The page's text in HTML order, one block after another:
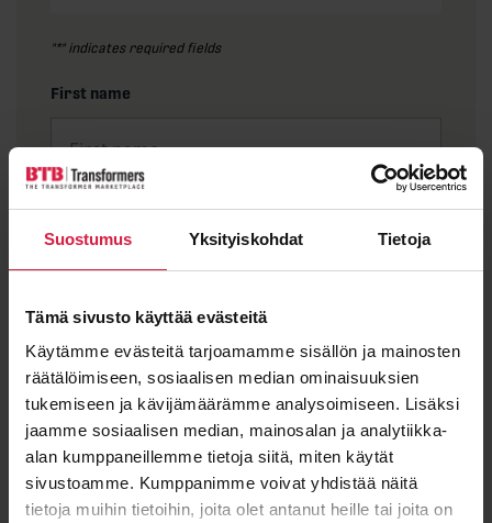
Suostumus Yksityiskohdat Tietoja
Tämä sivusto käyttää evästeitä
Käytämme evästeitä tarjoamamme sisällön ja mainosten
räätälöimiseen, sosiaalisen median ominaisuuksien
tukemiseen ja kävijämäärämme analysoimiseen. Lisäksi
jaamme sosiaalisen median, mainosalan ja analytiikka-
alan kumppaneillemme tietoja siitä, miten käytät
sivustoamme. Kumppanimme voivat yhdistää näitä
tietoja muihin tietoihin, joita olet antanut heille tai joita on
"*" indicates required fields
First name
Last name
Message